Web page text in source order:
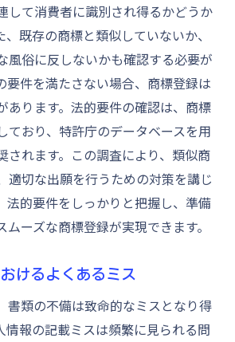
して消費者に識別され得るかどうか
既存の商標と類似していないか、
風俗に反しないかも確認する必要が
要件を満たさない場合、商標登録は
あります。法的要件の確認は、商標
ており、特許庁のデータベースを用
されます。この調査により、類似商
適切な出願を行うための対策を講じ
法的要件をしっかりと把握し、準備
ーズな商標登録が実現できます。
けるよくあるミス
書類の不備は致命的なミスとなり得
情報の記載ミスは頻繁に見られる問